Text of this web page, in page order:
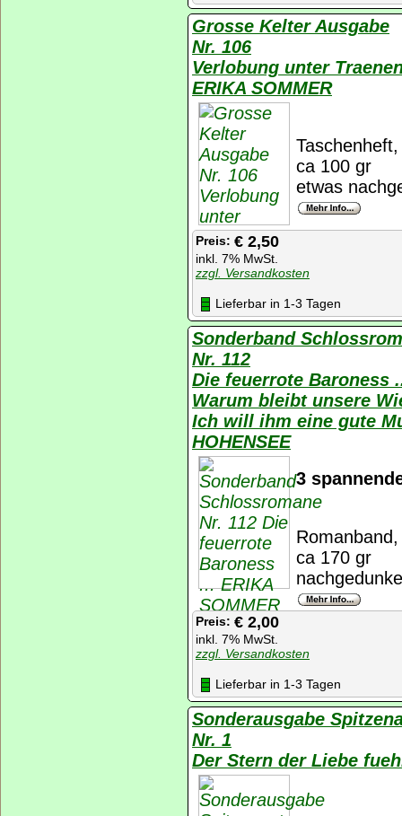
Grosse Kelter Ausgabe
Nr. 106
Verlobung unter
ERIKA SOMMER
ca 100 gr
etwas
Preis: € 2,50
inkl. 7% MwSt.
zzgl. Versandkosten
Lieferbar in 1-3 Tagen
Sonderband
Nr. 112
Die feuerrote Baroness
Warum bleibt unsere
Ich will ihm eine gute
HOHENSEE
3
ca 170 gr
Preis: € 2,00
inkl. 7% MwSt.
zzgl. Versandkosten
Lieferbar in 1-3 Tagen
Sonderausgabe
Nr. 1
Der Stern der Liebe